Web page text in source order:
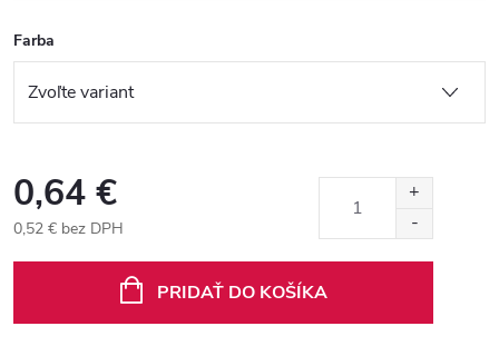
Farba
0,64 €
0,52 € bez DPH
PRIDAŤ DO KOŠÍKA